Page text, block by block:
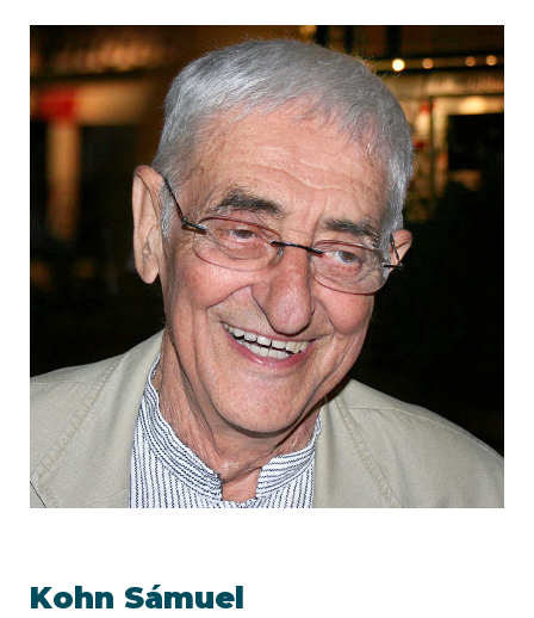
Kohn Sámuel